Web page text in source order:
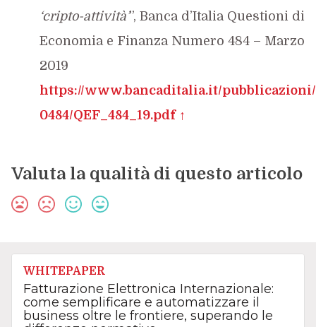
‘cripto-attività’”, Banca d’Italia Questioni di
Economia e Finanza Numero 484 – Marzo
2019
https://www.bancaditalia.it/pubblicazioni/
0484/QEF_484_19.pdf ↑
Valuta la qualità di questo articolo
WHITEPAPER
Fatturazione Elettronica Internazionale:
come semplificare e automatizzare il
business oltre le frontiere, superando le